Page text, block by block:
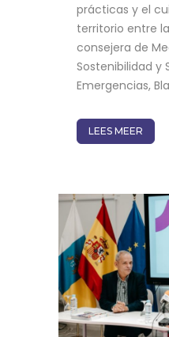
prácticas y el
territorio entre
consejera de
Sostenibilidad y
Emergencias,
LEES MEER